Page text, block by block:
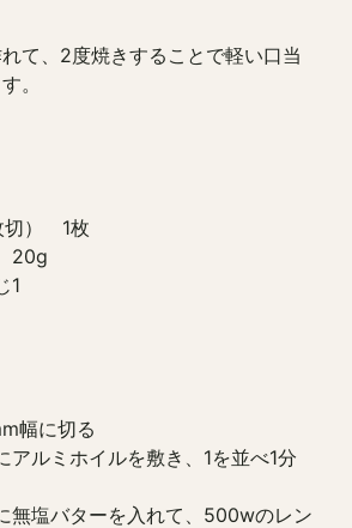
て、2度焼きすることで軽い口当
。
切） 1枚
20g
1
幅に切る
アルミホイルを敷き、1を並べ1分
無塩バターを入れて、500wのレン